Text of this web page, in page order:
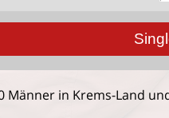
Männer in Krems-Land